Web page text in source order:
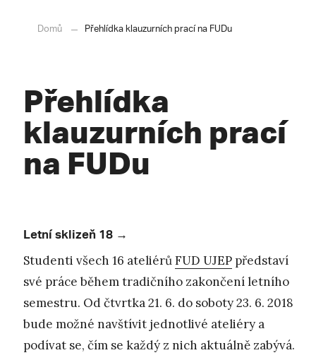
Domů Přehlídka klauzurních prací na FUDu
Přehlídka
klauzurních prací
na FUDu
Letní sklizeň 18 →
Studenti všech 16 ateliérůFUD UJEP představí
své práce během tradičního zakončení letního
semestru. Od čtvrtka 21. 6. do soboty 23. 6. 2018
bude možné navštívit jednotlivé ateliéry a
podívat se, čím se každý z nich aktuálně zabývá.